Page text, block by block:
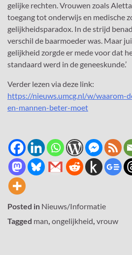
gelijke rechten. Vrouwen zoals
toegang tot onderwijs en medische
gelijkheidsparadox. In de strijd
verschil de baarmoeder was. Maar
gelijkheid zorgde er mede voor dat
standaard werd in de geneeskunde.’
Verder lezen via deze link:
https://nieuws.umcg.nl/w/waarom-
en-mannen-beter-moet
Posted in Nieuws/Informatie
Tagged man, ongelijkheid, vrouw